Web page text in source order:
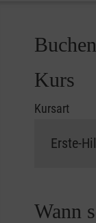
Kurs
Kursart
Wann